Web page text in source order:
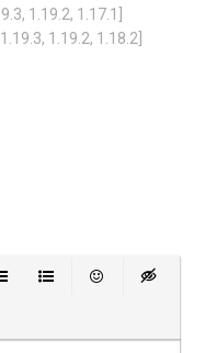
1.19.2, 1.17.1]
1.19.2, 1.18.2]